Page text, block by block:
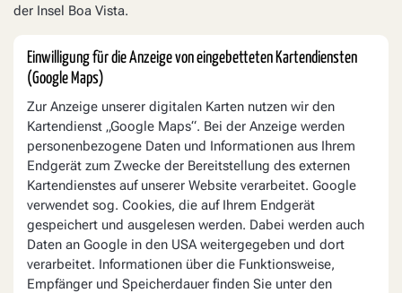
der Insel Boa Vista.
Einwilligung für die Anzeige von eingebetteten Kartendiensten
(Google Maps)
Zur Anzeige unserer digitalen Karten nutzen wir den
Kartendienst „Google Maps“. Bei der Anzeige werden
personenbezogene Daten und Informationen aus Ihrem
Endgerät zum Zwecke der Bereitstellung des externen
Kartendienstes auf unserer Website verarbeitet. Google
verwendet sog. Cookies, die auf Ihrem Endgerät
gespeichert und ausgelesen werden. Dabei werden auch
Daten an Google in den USA weitergegeben und dort
verarbeitet. Informationen über die Funktionsweise,
Empfänger und Speicherdauer finden Sie unter den